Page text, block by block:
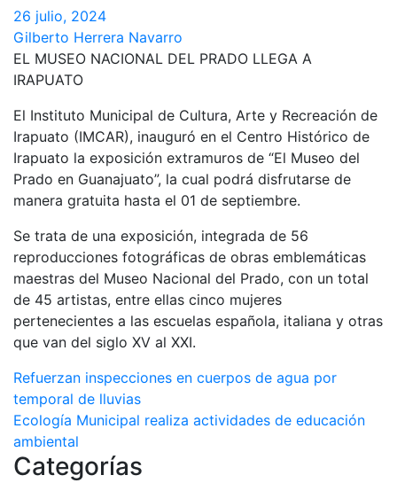
26 julio, 2024
Gilberto Herrera Navarro
EL MUSEO NACIONAL DEL PRADO LLEGA A
IRAPUATO
El Instituto Municipal de Cultura, Arte y Recreación de
Irapuato (IMCAR), inauguró en el Centro Histórico de
Irapuato la exposición extramuros de “El Museo del
Prado en Guanajuato”, la cual podrá disfrutarse de
manera gratuita hasta el 01 de septiembre.
Se trata de una exposición, integrada de 56
reproducciones fotográficas de obras emblemáticas
maestras del Museo Nacional del Prado, con un total
de 45 artistas, entre ellas cinco mujeres
pertenecientes a las escuelas española, italiana y otras
que van del siglo XV al XXI.
Navegación
de
entradas
Refuerzan inspecciones en cuerpos de agua por
temporal de lluvias
Ecología Municipal realiza actividades de educación
ambiental
Categorías